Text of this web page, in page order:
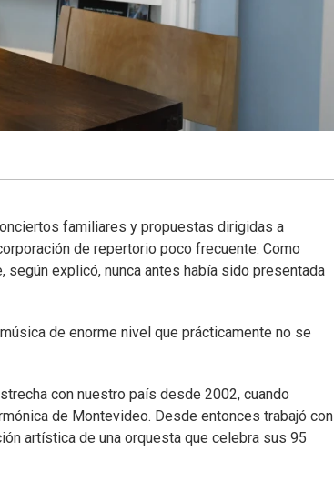
familiares y propuestas dirigidas a
de repertorio poco frecuente. Como
según explicó, nunca antes había sido presentada
de enorme nivel que prácticamente no se
con nuestro país desde 2002, cuando
de Montevideo. Desde entonces trabajó con
artística de una orquesta que celebra sus 95